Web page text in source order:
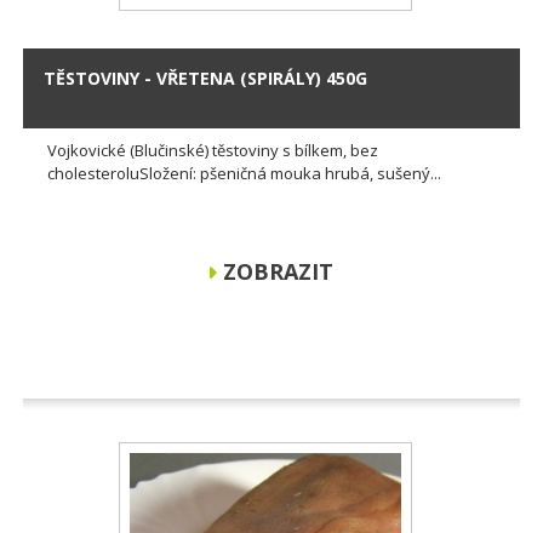
TĚSTOVINY - VŘETENA (SPIRÁLY) 450G
Vojkovické (Blučinské) těstoviny s bílkem, bez
cholesteroluSložení: pšeničná mouka hrubá, sušený...
ZOBRAZIT